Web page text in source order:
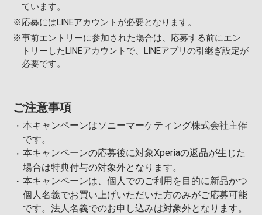
ています。
※応募にはLINEアカウントが必要となります。
※事前エントリーに参加された場合は、応募する前にエン
トリーしたLINEアカウントで、LINEアプリの引継ぎ設定が
必要です。
ご注意事項
本キャンペーンはソニーマーケティング株式会社主催
です。
本キャンペーンの応募後に対象Xperiaの返品が生じた
場合は特典付与の対象外となります。
本キャンペーンは、個人でのご利用を目的に新品かつ
個人名義でお買い上げいただいた方のみがご応募可能
です。法人名義でのお申し込みは対象外となります。